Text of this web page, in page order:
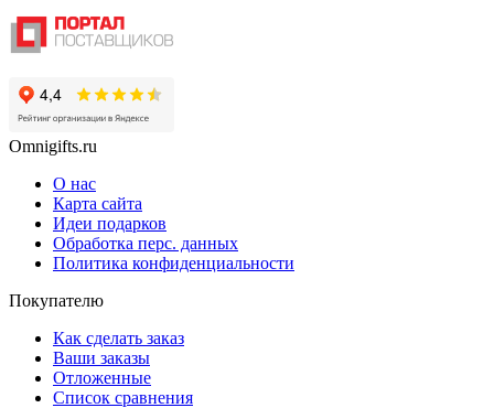
Omnigifts.ru
О нас
Карта сайта
Идеи подарков
Обработка перс. данных
Политика конфиденциальности
Покупателю
Как сделать заказ
Ваши заказы
Отложенные
Список сравнения